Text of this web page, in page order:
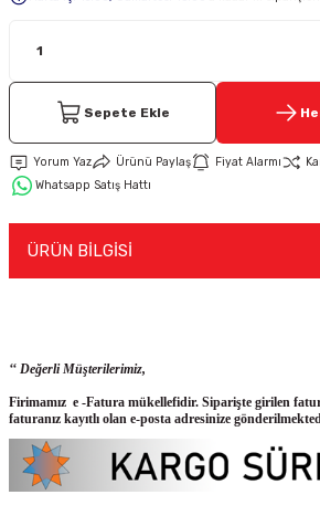
Hırsız
Sepete Ekle
Yorum Yaz Ürünü Paylaş Fiyat Alarmı
Whatsapp Satış Hattı
ÜRÜN BİLGİSİ
‘‘ Değerli Müşterilerimiz,
Firimamız e -Fatura mükellefidir. Siparişte girilen
faturanız kayıtlı olan e-posta adresinize